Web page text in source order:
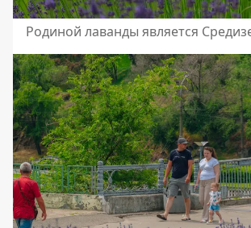
Родиной лаванды является